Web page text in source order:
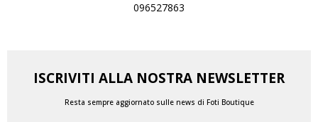
096527863
ISCRIVITI ALLA NOSTRA NEWSLETTER
Resta sempre aggiornato sulle news di Foti Boutique